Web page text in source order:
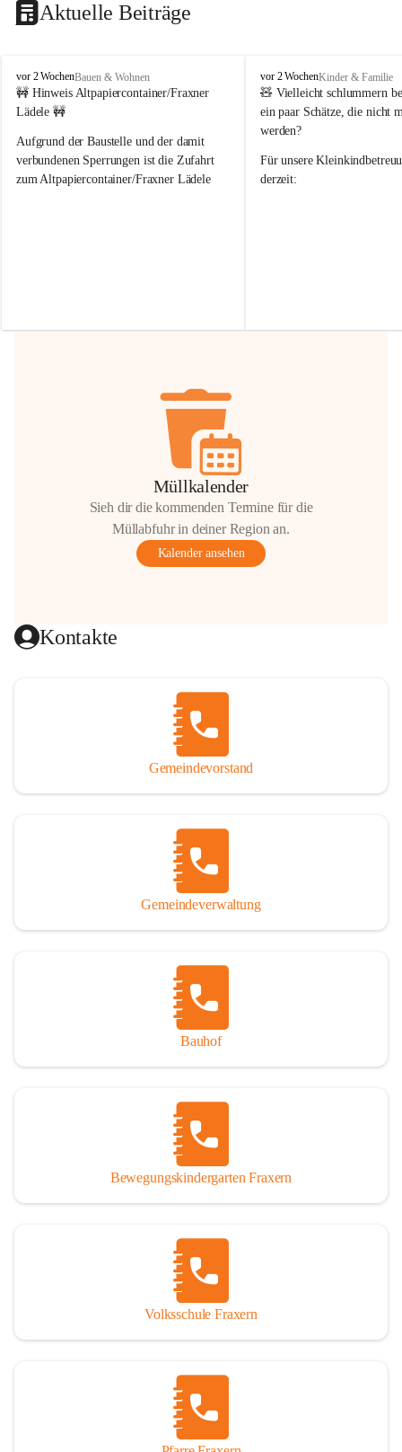
Aktuelle Beiträge
F
r
a
e
r
n
vor 2 WochenBauen & Wohnen
🚧 Hinweis Altpapiercontainer/Fraxner
Lädele 🚧
Aufgrund der Baustelle und der damit
verbundenen Sperrungen ist die Zufahrt
zum Altpapiercontainer/Fraxner Lädele
Hilfsbereitschaft!
F
r
a
x
r
n
vor 2 WochenKinder & Familie
🧸 Vielleicht schlummern
ein paar Schätze, die nicht
werden?
Für unsere
derzeit:
Müllkalender
Sieh dir die kommenden Termine für die
Müllabfuhr in deiner Region an.
Kalender ansehen
Kontakte
Gemeindevorstand
Gemeindeverwaltung
Bauhof
Bewegungskindergarten Fraxern
Volksschule Fraxern